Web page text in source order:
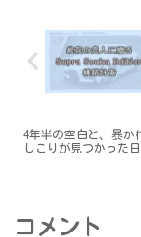
4年半の空白と、暴か
しこりが見つかった日
コメント